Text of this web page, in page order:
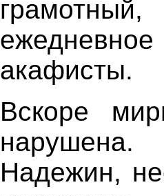
акафисты.
Вскоре
Надежин,